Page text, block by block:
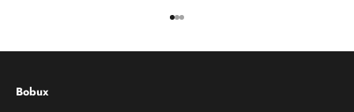
Aller à l'élément 1
Aller à l'élément 2
Aller à l'élément 3
Bobux